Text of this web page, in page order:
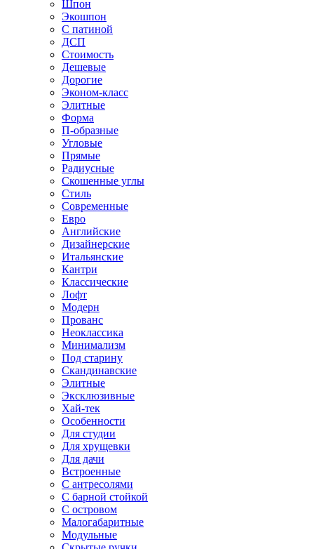
Шпон
Экошпон
С патиной
ДСП
Стоимость
Дешевые
Дорогие
Эконом-класс
Элитные
Форма
П-образные
Угловые
Прямые
Радиусные
Скошенные углы
Стиль
Современные
Евро
Английские
Дизайнерские
Итальянские
Кантри
Классические
Лофт
Модерн
Прованс
Неоклассика
Минимализм
Под старину
Скандинавские
Элитные
Эксклюзивные
Хай-тек
Особенности
Для студии
Для хрущевки
Для дачи
Встроенные
С антресолями
С барной стойкой
С островом
Малогабаритные
Модульные